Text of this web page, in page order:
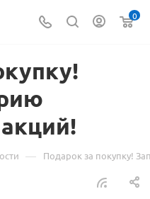
0
— Подарок за покупку!